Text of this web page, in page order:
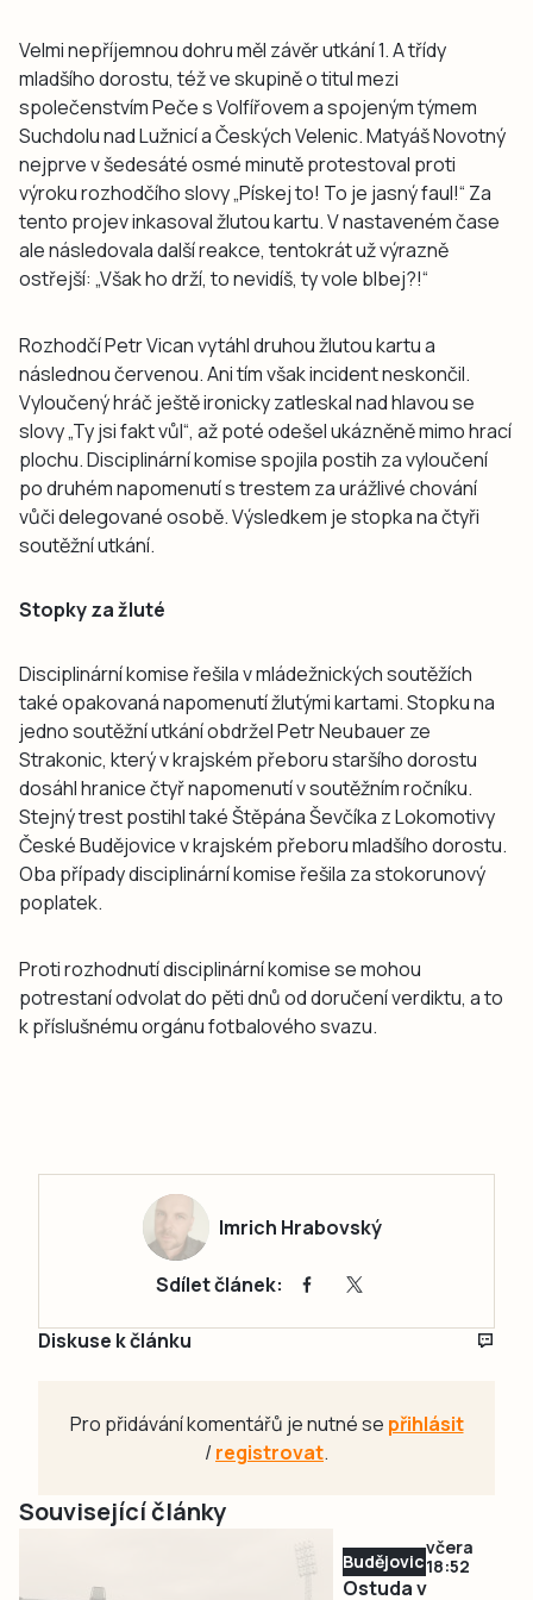
Velmi nepříjemnou dohru měl závěr utkání 1. A třídy
mladšího dorostu, též ve skupině o titul mezi
společenstvím Peče s Volfířovem a spojeným týmem
Suchdolu nad Lužnicí a Českých Velenic. Matyáš Novotný
nejprve v šedesáté osmé minutě protestoval proti
výroku rozhodčího slovy „Pískej to! To je jasný faul!“ Za
tento projev inkasoval žlutou kartu. V nastaveném čase
ale následovala další reakce, tentokrát už výrazně
ostřejší: „Však ho drží, to nevidíš, ty vole blbej?!“
Rozhodčí Petr Vican vytáhl druhou žlutou kartu a
následnou červenou. Ani tím však incident neskončil.
Vyloučený hráč ještě ironicky zatleskal nad hlavou se
slovy „Ty jsi fakt vůl“, až poté odešel ukázněně mimo hrací
plochu. Disciplinární komise spojila postih za vyloučení
po druhém napomenutí s trestem za urážlivé chování
vůči delegované osobě. Výsledkem je stopka na čtyři
soutěžní utkání.
Stopky za žluté
Disciplinární komise řešila v mládežnických soutěžích
také opakovaná napomenutí žlutými kartami. Stopku na
jedno soutěžní utkání obdržel Petr Neubauer ze
Strakonic, který v krajském přeboru staršího dorostu
dosáhl hranice čtyř napomenutí v soutěžním ročníku.
Stejný trest postihl také Štěpána Ševčíka z Lokomotivy
České Budějovice v krajském přeboru mladšího dorostu.
Oba případy disciplinární komise řešila za stokorunový
poplatek.
Proti rozhodnutí disciplinární komise se mohou
potrestaní odvolat do pěti dnů od doručení verdiktu, a to
k příslušnému orgánu fotbalového svazu.
Imrich Hrabovský
Sdílet článek:
Diskuse k článku
Pro přidávání komentářů je nutné se přihlásit
/registrovat.
Související články
Budějovicko
včera
18:52
Ostuda v